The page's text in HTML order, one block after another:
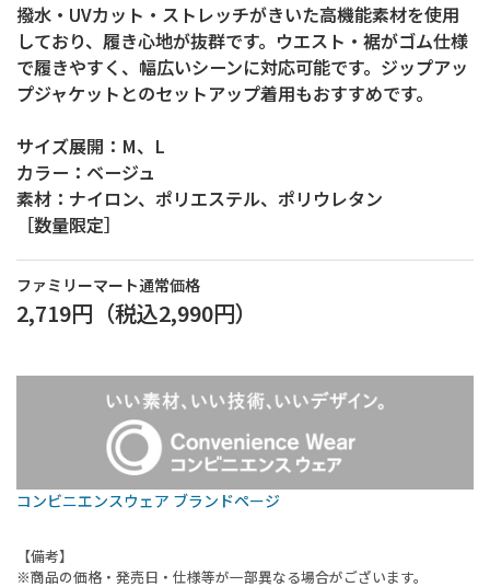
撥水・UVカット・ストレッチがきいた高機能素材を使用
しており、履き心地が抜群です。ウエスト・裾がゴム仕様
で履きやすく、幅広いシーンに対応可能です。ジップアッ
プジャケットとのセットアップ着用もおすすめです。
サイズ展開：M、L
カラー：ベージュ
素材：ナイロン、ポリエステル、ポリウレタン
［数量限定］
ファミリーマート通常価格
2,719円 （税込2,990円）
コンビニエンスウェア ブランドページ
【備考】
※商品の価格・発売日・仕様等が一部異なる場合がございます。